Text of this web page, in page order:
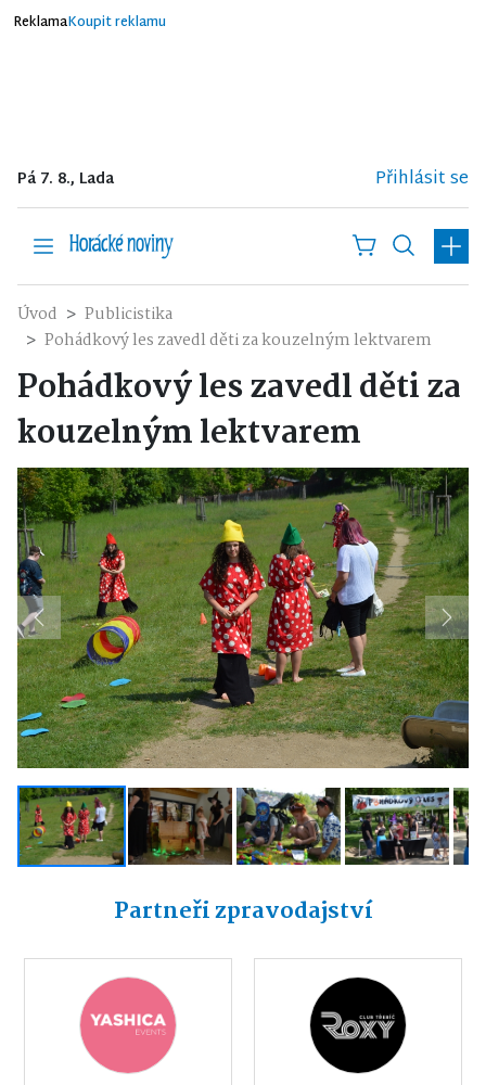
ReklamaKoupit reklamu
Pá 7. 8., Lada Přihlásit se
Úvod
Publicistika
Pohádkový les zavedl děti za kouzelným lektvarem
Pohádkový les zavedl děti za
kouzelným lektvarem
Previous Next
Partneři zpravodajství